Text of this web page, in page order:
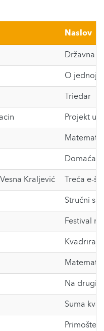
Naslov
Državna
O jednoj
Triedar
Projekt u
Domaća
Vesna Kraljević Treća e-
Stručni
Festival
Na drugi
Suma
Primošten